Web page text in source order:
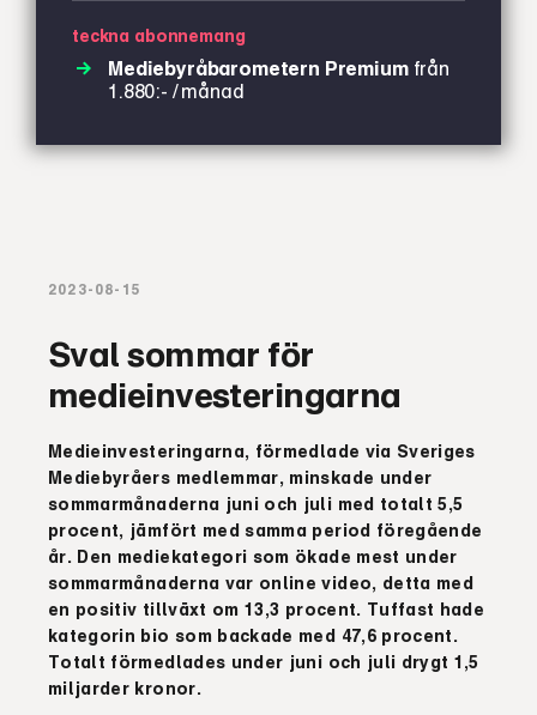
teckna abonnemang
Mediebyråbarometern Premiumfrån
1.880:- / månad
2023-08-15
Sval sommar för
medieinvesteringarna
Medieinvesteringarna, förmedlade via Sveriges
Mediebyråers medlemmar, minskade under
sommarmånaderna juni och juli med totalt 5,5
procent, jämfört med samma period föregående
år. Den mediekategori som ökade mest under
sommarmånaderna var online video, detta med
en positiv tillväxt om 13,3 procent. Tuffast hade
kategorin bio som backade med 47,6 procent.
Totalt förmedlades under juni och juli drygt 1,5
miljarder kronor.